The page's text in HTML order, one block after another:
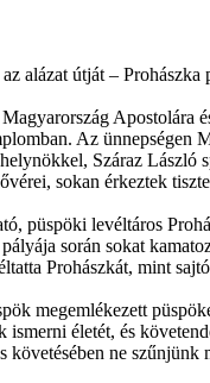
az alázat útját –
Apostolára
Az ünnepségen
Száraz László
sokan érkeztek
püspöki levéltáros
során sokat
Prohászkát, mint
megemlékezett
életét, és
ne